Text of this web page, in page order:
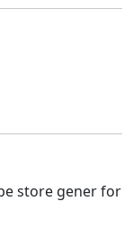
store gener for